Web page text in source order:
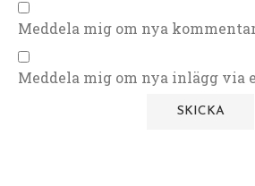
Meddela mig om nya
Meddela mig om nya inlägg via